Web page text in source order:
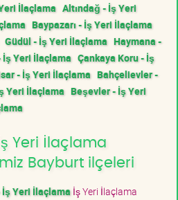
İlaçlama Altındağ - İş Yeri
Baypazarı - İş Yeri İlaçlama
Güdül - İş Yeri İlaçlama Haymana -
İş Yeri İlaçlama Çankaya Koru - İş
- İş Yeri İlaçlama Bahçelievler -
Yeri İlaçlama Beşevler - İş Yeri
Yeri İlaçlama
Bayburt ilçeleri
Yeri İlaçlama İş Yeri İlaçlama